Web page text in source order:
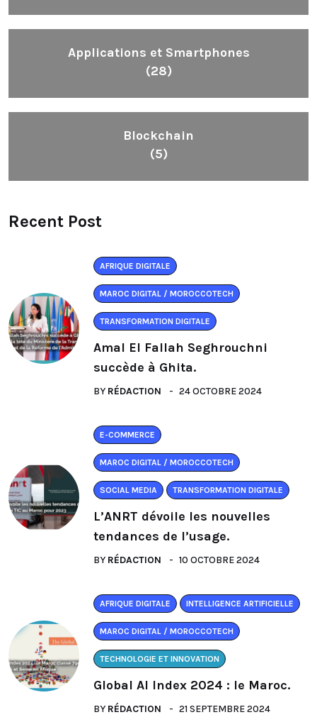
Applications et Smartphones
(28)
Blockchain
(5)
Recent Post
AFRIQUE DIGITALE
MAROC DIGITAL / MOROCCOTECH
TRANSFORMATION DIGITALE
Amal El Fallah Seghrouchni
succède à Ghita.
BY RÉDACTION 24 OCTOBRE 2024
E-COMMERCE
MAROC DIGITAL / MOROCCOTECH
SOCIAL MEDIA TRANSFORMATION DIGITALE
L’ANRT dévoile les nouvelles
tendances de l’usage.
BY RÉDACTION 10 OCTOBRE 2024
AFRIQUE DIGITALE INTELLIGENCE ARTIFICIELLE
MAROC DIGITAL / MOROCCOTECH
TECHNOLOGIE ET INNOVATION
Global AI Index 2024 : le Maroc.
BY RÉDACTION 21 SEPTEMBRE 2024